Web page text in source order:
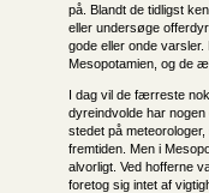
på. Blandt de tidligst
eller undersøge
gode eller onde varsler.
Mesopotamien, og de
I dag vil de færreste
dyreindvolde har
stedet på
fremtiden. Men i
alvorligt. Ved hofferne
foretog sig intet af